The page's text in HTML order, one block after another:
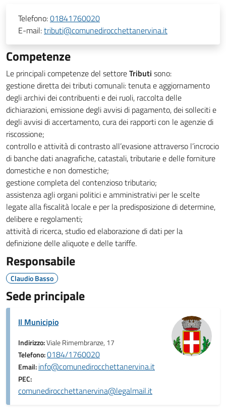
Telefono:01841760020
E-mail:tributi@comunedirocchettanervina.it
Competenze
Le principali competenze del settoreTributi sono:
gestione diretta dei tributi comunali: tenuta e aggiornamento
degli archivi dei contribuenti e dei ruoli, raccolta delle
dichiarazioni, emissione degli avvisi di pagamento, dei solleciti e
degli avvisi di accertamento, cura dei rapporti con le agenzie di
riscossione;
controllo e attività di contrasto all’evasione attraverso l’incrocio
di banche dati anagrafiche, catastali, tributarie e delle forniture
domestiche e non domestiche;
gestione completa del contenzioso tributario;
assistenza agli organi politici e amministrativi per le scelte
legate alla fiscalità locale e per la predisposizione di determine,
delibere e regolamenti;
attività di ricerca, studio ed elaborazione di dati per la
definizione delle aliquote e delle tariffe.
Responsabile
Claudio Basso
Sede principale
Il Municipio
Indirizzo:Viale Rimembranze, 17
Telefono:0184/1760020
Email:info@comunedirocchettanervina.it
PEC:
comunedirocchettanervina@legalmail.it